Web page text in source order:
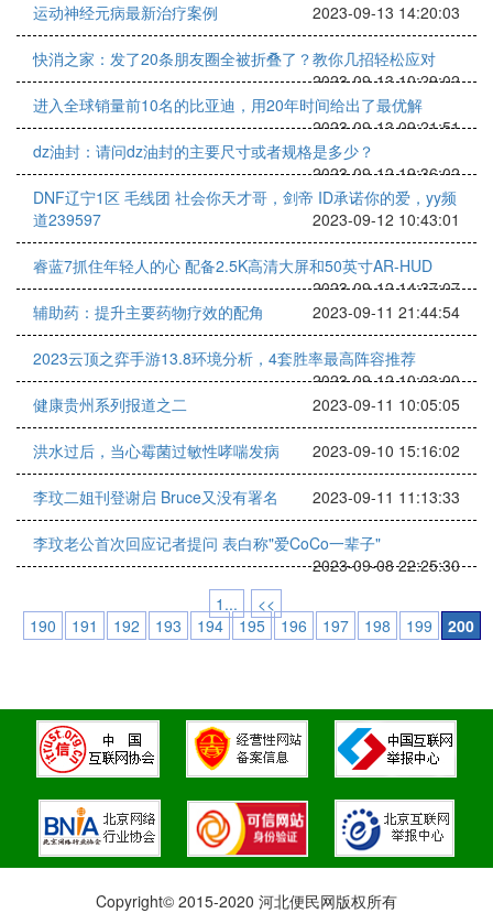
运动神经元病最新治疗案例
2023-09-13 14:20:03
快消之家：发了20条朋友圈全被折叠了？教你几招轻松应对
2023-09-13 10:29:02
进入全球销量前10名的比亚迪，用20年时间给出了最优解
2023-09-13 09:21:51
dz油封：请问dz油封的主要尺寸或者规格是多少？
2023-09-12 19:36:02
DNF辽宁1区 毛线团 社会你天才哥，剑帝 ID承诺你的爱，yy频
道239597
2023-09-12 10:43:01
睿蓝7抓住年轻人的心 配备2.5K高清大屏和50英寸AR-HUD
2023-09-12 14:37:07
辅助药：提升主要药物疗效的配角
2023-09-11 21:44:54
2023云顶之弈手游13.8环境分析，4套胜率最高阵容推荐
2023-09-12 10:03:00
健康贵州系列报道之二
2023-09-11 10:05:05
洪水过后，当心霉菌过敏性哮喘发病 2023-09-10 15:16:02
李玟二姐刊登谢启 Bruce又没有署名 2023-09-11 11:13:33
李玟老公首次回应记者提问 表白称"爱CoCo一辈子"
2023-09-08 22:25:30
1...
<<
190
191 192 193 194 195 196 197 198 199 200
Copyright© 2015-2020 河北便民网版权所有